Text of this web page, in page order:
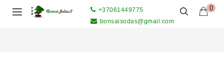
0
+37061449775
bonsaisodas@gmail.com